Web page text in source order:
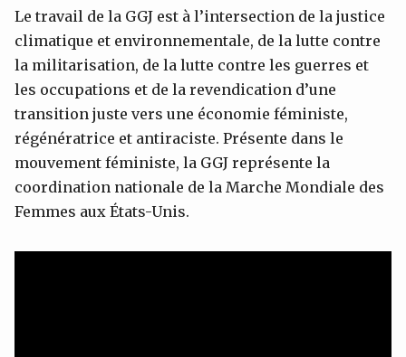
Le travail de la GGJ est à l’intersection de la justice
climatique et environnementale, de la lutte contre
la militarisation, de la lutte contre les guerres et
les occupations et de la revendication d’une
transition juste vers une économie féministe,
régénératrice et antiraciste. Présente dans le
mouvement féministe, la GGJ représente la
coordination nationale de la Marche Mondiale des
Femmes aux États-Unis.